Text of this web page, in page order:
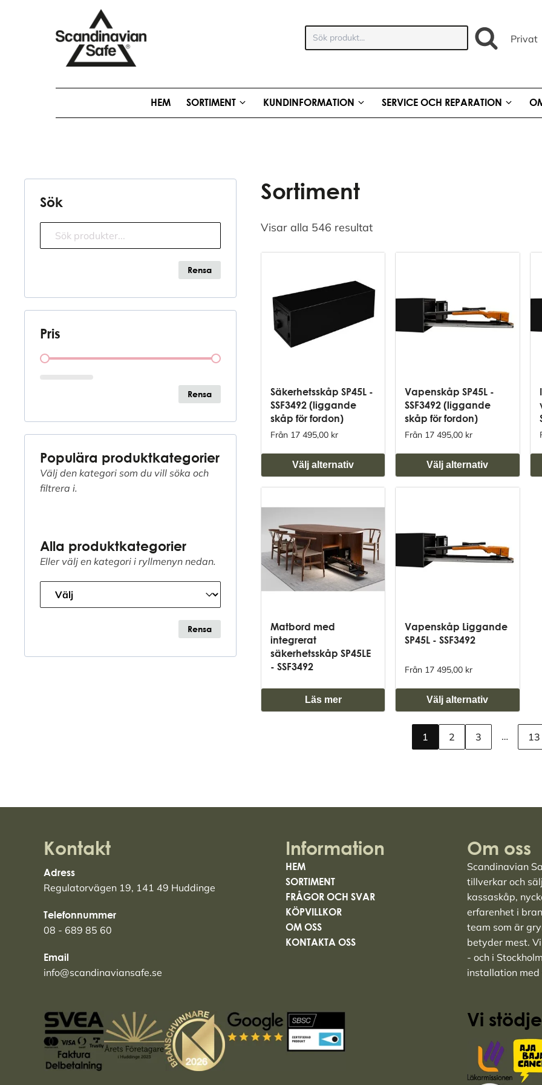
produkt:
Privat
HEM SORTIMENT KUNDINFORMATION SERVICE OCH REPARATION
Sök
Sökfunktion
Search content
Rensa
Pris
Pris
Rensa
Populära produktkategorier
Välj den kategori som du vill söka och
filtrera i.
Alla produktkategorier
Eller välj en kategori i ryllmenyn nedan.
Produkt Kategori
Select content
Rensa
Sortiment
Visar alla 546 resultat
Säkerhetsskåp SP45L -
SSF3492 (liggande
skåp för fordon)
Från 17 495,00 kr
Välj alternativ
Vapenskåp SP45L -
SSF3492 (liggande
skåp för fordon)
Från 17 495,00 kr
Välj alternativ
Matbord med
integrerat
säkerhetsskåp SP45LE
- SSF3492
Läs mer
Vapenskåp Liggande
SP45L - SSF3492
Från 17 495,00 kr
Välj alternativ
1 2 3 … 13
Kontakt
Adress
Regulatorvägen 19, 141 49 Huddinge
Telefonnummer
08 - 689 85 60
Email
info@scandinaviansafe.se
Information
HEM
SORTIMENT
FRÅGOR OCH SVAR
KÖPVILLKOR
OM OSS
KONTAKTA OSS
Om oss
Scandinavian
tillverkar och
kassaskåp,
erfarenhet i
team som är
betyder mest.
- och i
installation
Vi